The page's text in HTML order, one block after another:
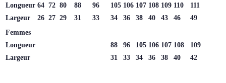
Longueur 64 72 80 88 96 105 106 107 108 109 110
111
Largeur
26 27 29 31 33 34 36 38 40 43 46
49
Femmes
Longueur
88 96 105 106 107 108
109
Largeur
31 33 34 36 38 40 42